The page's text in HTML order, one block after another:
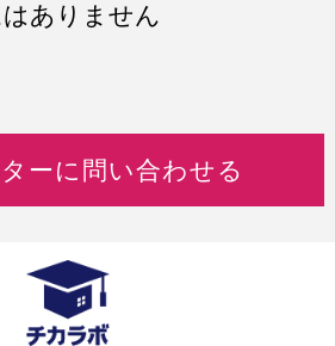
ありません
ーに問い合わせる